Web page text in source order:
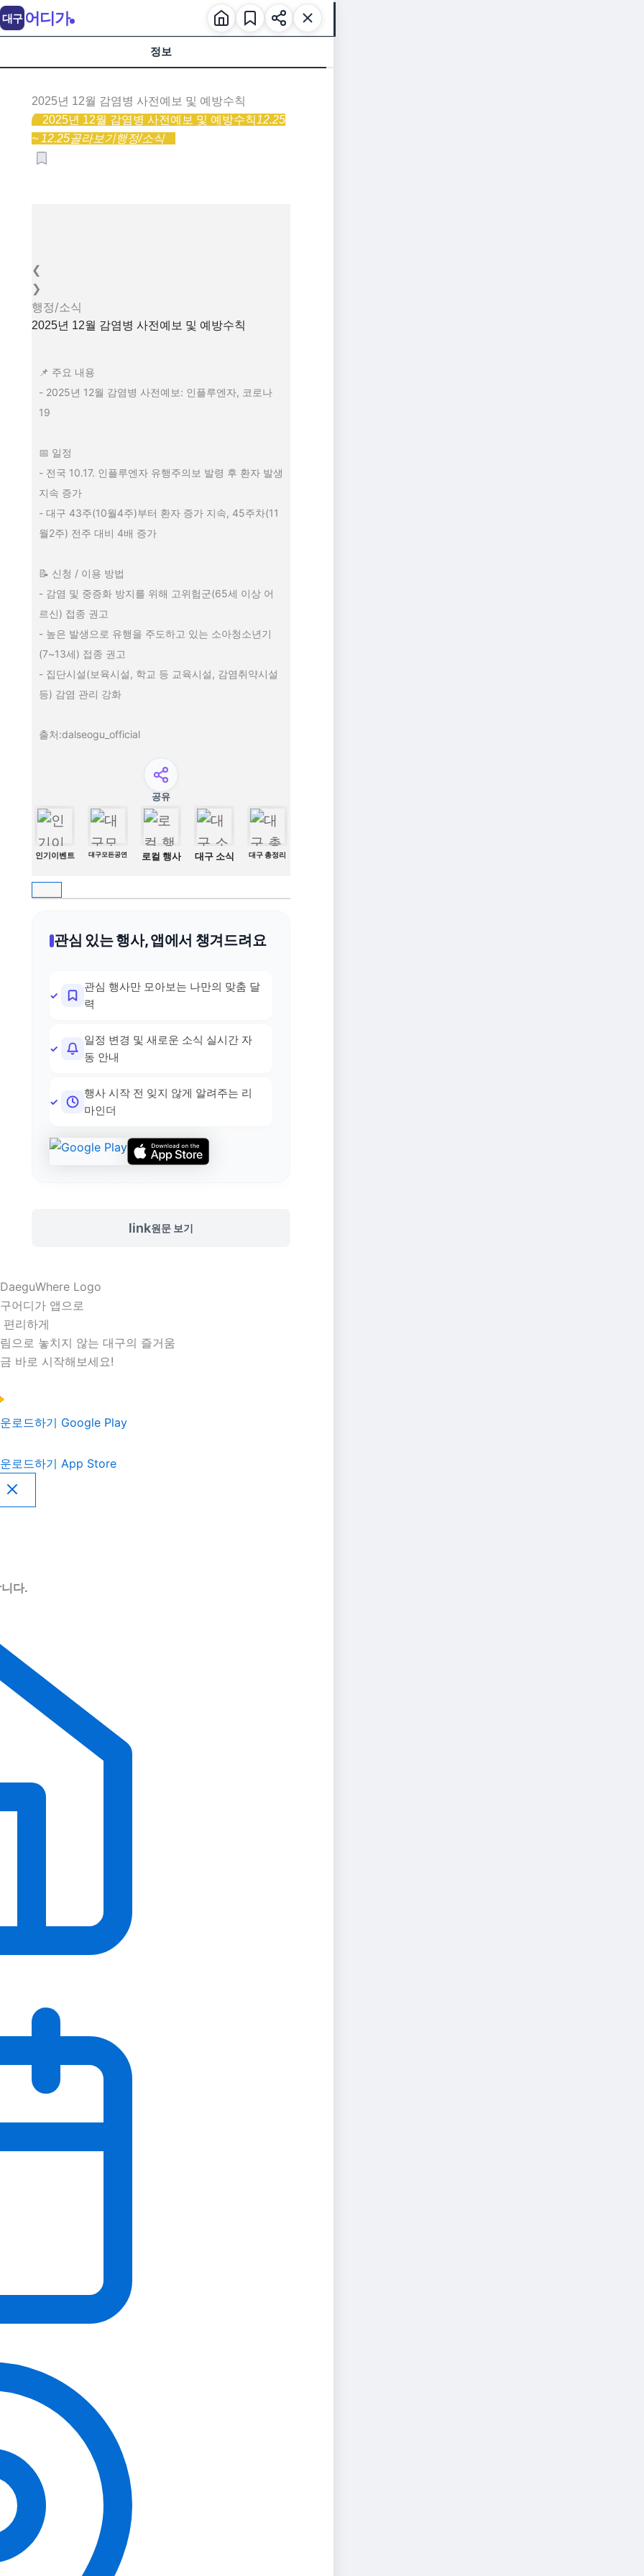
정보
2025년 12월 감염병 사전예보 및 예방수칙
2025년 12월 감염병 사전예보 및 예방수칙12.25
~ 12.25골라보기행정/소식
❮
❯
행정/소식
2025년 12월 감염병 사전예보 및 예방수칙
📌 주요 내용
- 2025년 12월 감염병 사전예보: 인플루엔자, 코로나
19
📅 일정
- 전국 10.17. 인플루엔자 유행주의보 발령 후 환자 발생
지속 증가
- 대구 43주(10월4주)부터 환자 증가 지속, 45주차(11
월2주) 전주 대비 4배 증가
📝 신청 / 이용 방법
- 감염 및 중증화 방지를 위해 고위험군(65세 이상 어
르신) 접종 권고
- 높은 발생으로 유행을 주도하고 있는 소아청소년기
(7~13세) 접종 권고
- 집단시설(보육시설, 학교 등 교육시설, 감염취약시설
등) 감염 관리 강화
출처:dalseogu_official
공유
인기이벤트 대구모든공연 로컬 행사 대구 소식 대구 총정리
관심 있는 행사, 앱에서 챙겨드려요
관심 행사만 모아보는 나만의 맞춤 달
력
일정 변경 및 새로운 소식 실시간 자
동 안내
행사 시작 전 잊지 않게 알려주는 리
마인더
link원문 보기
대구 어디가
어디가 앱으로
편리하게
으로 놓치지 않는 대구의 즐거움
바로 시작해보세요!
로드하기 Google Play
로드하기 App Store
다.